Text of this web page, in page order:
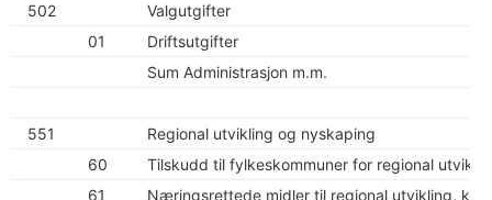
502
Valgutgifter
01
Driftsutgifter
Sum Administrasjon m.m.
551
Regional utvikling og nyskaping
60
Tilskudd til fylkeskommuner for regional
61
Næringsrettede midler til regional utvikling,